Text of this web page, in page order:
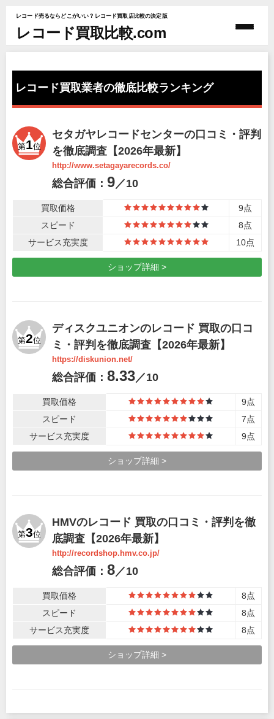
レコード売るならどこがいい？レコード買取店比較の決定版
レコード買取比較.com
レコード買取業者の徹底比較ランキング
第1位
セタガヤレコードセンターの口コミ・評判
を徹底調査【2026年最新】
http://www.setagayarecords.co/
総合評価： 9／10
買取価格
9点
スピード
8点
サービス充実度
10点
ショップ詳細 >
第2位
ディスクユニオンのレコード 買取の口コ
ミ・評判を徹底調査【2026年最新】
https://diskunion.net/
総合評価： 8.33／10
買取価格
9点
スピード
7点
サービス充実度
9点
ショップ詳細 >
第3位
HMVのレコード 買取の口コミ・評判を徹
底調査【2026年最新】
http://recordshop.hmv.co.jp/
総合評価： 8／10
買取価格
8点
スピード
8点
サービス充実度
8点
ショップ詳細 >